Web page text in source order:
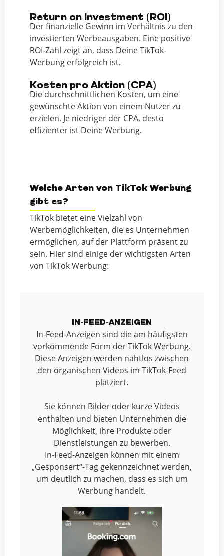
Return on Investment (ROI)
Der finanzielle Gewinn im Verhältnis zu den
investierten Werbeausgaben. Eine positive
ROI-Zahl zeigt an, dass Deine TikTok-
Werbung erfolgreich ist.
Kosten pro Aktion (CPA)
Die durchschnittlichen Kosten, um eine
gewünschte Aktion von einem Nutzer zu
erzielen. Je niedriger der CPA, desto
effizienter ist Deine Werbung.
Welche Arten von TikTok Werbung
gibt es?
TikTok bietet eine Vielzahl von
Werbemöglichkeiten, die es Unternehmen
ermöglichen, auf der Plattform präsent zu
sein. Hier sind einige der wichtigsten Arten
von TikTok Werbung:
IN-FEED-ANZEIGEN
In-Feed-Anzeigen sind die am häufigsten
vorkommende Form der TikTok Werbung.
Diese Anzeigen werden nahtlos zwischen
den organischen Videos im TikTok-Feed
platziert.
Sie können Bilder oder kurze Videos
enthalten und bieten Unternehmen die
Möglichkeit, ihre Produkte oder
Dienstleistungen zu bewerben.
In-Feed-Anzeigen können mit einem
„Gesponsert“-Tag gekennzeichnet werden,
um deutlich zu machen, dass es sich um
Werbung handelt.